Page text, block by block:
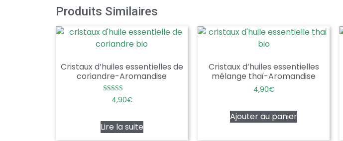
Produits Similaires
Cristaux d’huiles essentielles de
coriandre-Aromandise
Note
5.00
4,90€
Lire la suite
Cristaux d’huiles essentielles
mélange thaï-Aromandise
4,90€
Ajouter au panier